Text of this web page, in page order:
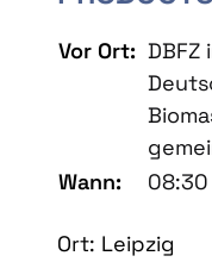
Vor Ort: DBFZ
Wann:
08:30
Ort: Leipzig